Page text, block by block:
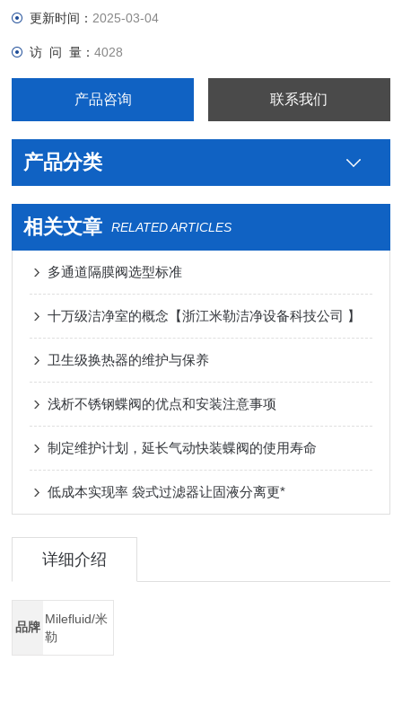
更新时间： 2025-03-04
访 问 量：4028
产品咨询 联系我们
产品分类
相关文章 RELATED ARTICLES
多通道隔膜阀选型标准
十万级洁净室的概念【浙江米勒洁净设备科技公司 】
卫生级换热器的维护与保养
浅析不锈钢蝶阀的优点和安装注意事项
制定维护计划，延长气动快装蝶阀的使用寿命
低成本实现率 袋式过滤器让固液分离更*
详细介绍
品牌
Milefluid/米
勒